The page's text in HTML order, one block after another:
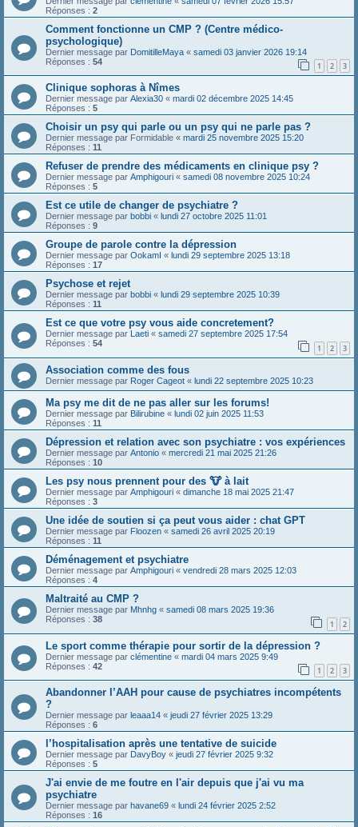
Réponses : 2
Comment fonctionne un CMP ? (Centre médico-
psychologique)
Dernier message par DomitilleMaya « samedi 03 janvier 2026 19:14
Réponses : 54 1 2 3
Clinique sophoras à Nîmes
Dernier message par Alexia30 « mardi 02 décembre 2025 14:45
Réponses : 5
Choisir un psy qui parle ou un psy qui ne parle pas ?
Dernier message par Formidable « mardi 25 novembre 2025 15:20
Réponses : 11
Refuser de prendre des médicaments en clinique psy ?
Dernier message par Amphigouri « samedi 08 novembre 2025 10:24
Réponses : 5
Est ce utile de changer de psychiatre ?
Dernier message par bobbi « lundi 27 octobre 2025 11:01
Réponses : 9
Groupe de parole contre la dépression
Dernier message par OokamI « lundi 29 septembre 2025 13:18
Réponses : 17
Psychose et rejet
Dernier message par bobbi « lundi 29 septembre 2025 10:39
Réponses : 11
Est ce que votre psy vous aide concretement?
Dernier message par Laeti « samedi 27 septembre 2025 17:54
Réponses : 54 1 2 3
Association comme des fous
Dernier message par Roger Cageot « lundi 22 septembre 2025 10:23
Ma psy me dit de ne pas aller sur les forums!
Dernier message par Bilirubine « lundi 02 juin 2025 11:53
Réponses : 11
Dépression et relation avec son psychiatre : vos expériences
Dernier message par Antonio « mercredi 21 mai 2025 21:26
Réponses : 10
Les psy nous prennent pour des 🐮 à lait
Dernier message par Amphigouri « dimanche 18 mai 2025 21:47
Réponses : 3
Une idée de soutien si ça peut vous aider : chat GPT
Dernier message par Floozen « samedi 26 avril 2025 20:19
Réponses : 11
Déménagement et psychiatre
Dernier message par Amphigouri « vendredi 28 mars 2025 12:03
Réponses : 4
Maltraité au CMP ?
Dernier message par Mhnhg « samedi 08 mars 2025 19:36
Réponses : 38 1 2
Le sport comme thérapie pour sortir de la dépression ?
Dernier message par clémentine « mardi 04 mars 2025 9:49
Réponses : 42 1 2 3
Abandonner l’AAH pour cause de psychiatres incompétents
?
Dernier message par leaaa14 « jeudi 27 février 2025 13:29
Réponses : 6
l’hospitalisation après une tentative de suicide
Dernier message par DavyBoy « jeudi 27 février 2025 9:32
Réponses : 5
J'ai envie de me foutre en l'air depuis que j'ai vu ma
psychiatre
Dernier message par havane69 « lundi 24 février 2025 2:52
Réponses : 16